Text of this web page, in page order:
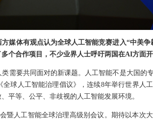
媒体有观点认为全球人工智能竞赛进入“中美
个合作项目，不少业界人士呼吁两国在AI方面
需要共同面对的新课题。人工智能不是大国的
球人工智能治理倡议》，连续8年举行世界人
平等、公平、非歧视的人工智能发展环境。
暨人工智能全球治理高级别会议。期待以本次